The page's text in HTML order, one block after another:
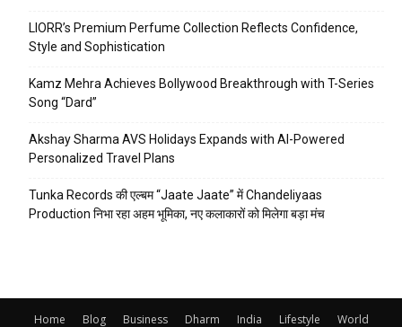
LIORR’s Premium Perfume Collection Reflects Confidence,
Style and Sophistication
Kamz Mehra Achieves Bollywood Breakthrough with T-Series
Song “Dard”
Akshay Sharma AVS Holidays Expands with AI-Powered
Personalized Travel Plans
Tunka Records की एल्बम “Jaate Jaate” में Chandeliyaas
Production निभा रहा अहम भूमिका, नए कलाकारों को मिलेगा बड़ा मंच
Home Blog Business Dharm India Lifestyle World